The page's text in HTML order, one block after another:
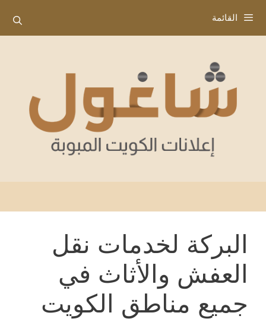
إلى
المحتوى
القائمة
البركة لخدمات نقل
العفش والأثاث في
جميع مناطق الكويت